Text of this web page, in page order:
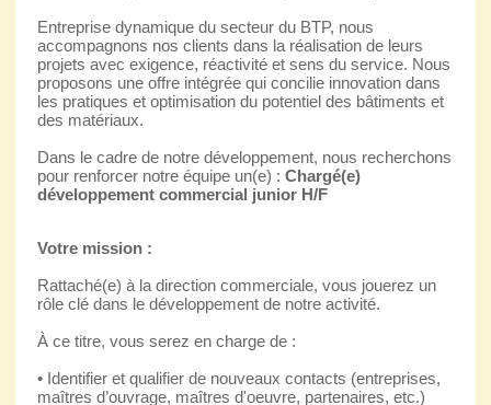
Entreprise dynamique du secteur du BTP, nous
accompagnons nos clients dans la réalisation de leurs
projets avec exigence, réactivité et sens du service. Nous
proposons une offre intégrée qui concilie innovation dans
les pratiques et optimisation du potentiel des bâtiments et
des matériaux.
Dans le cadre de notre développement, nous recherchons
pour renforcer notre équipe un(e) : Chargé(e)
développement commercial junior H/F
Votre mission :
Rattaché(e) à la direction commerciale, vous jouerez un
rôle clé dans le développement de notre activité.
À ce titre, vous serez en charge de :
• Identifier et qualifier de nouveaux contacts (entreprises,
maîtres d’ouvrage, maîtres d'oeuvre, partenaires, etc.)